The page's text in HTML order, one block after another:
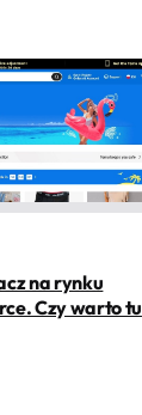
na rynku
Czy warto tu